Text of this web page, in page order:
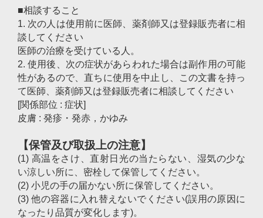
■相談すること
1. 次の人は使用前に医師、薬剤師又は登録販売者に相
談してください
医師の治療を受けている人。
2. 使用後、次の症状があらわれた場合は副作用の可能
性があるので、直ちに使用を中止し、この文書を持っ
て医師、薬剤師又は登録販売者に相談してください
[関係部位 : 症状]
皮膚 : 発疹・発赤，かゆみ
【保管及び取扱上の注意】
(1) 高温をさけ、直射日光の当たらない、湿気の少な
い涼しい所に、密栓して保管してください。
(2) 小児の手の届かない所に保管してください。
(3) 他の容器に入れ替えないでください(誤用の原因に
なったり品質が変化します)。